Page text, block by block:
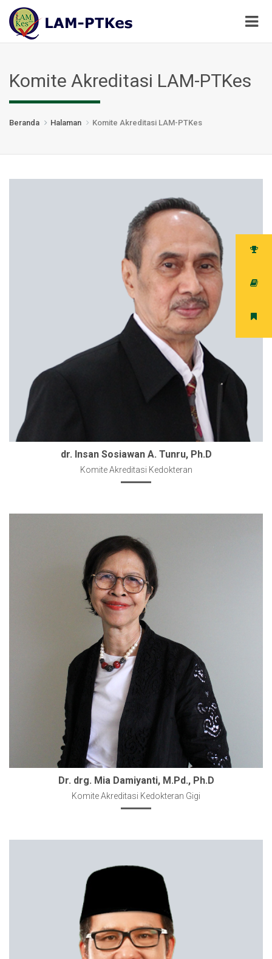
Komite Akreditasi LAM-PTKes
Beranda Halaman Komite Akreditasi LAM-PTKes
dr. Insan Sosiawan A. Tunru, Ph.D
Komite Akreditasi Kedokteran
Dr. drg. Mia Damiyanti, M.Pd., Ph.D
Komite Akreditasi Kedokteran Gigi